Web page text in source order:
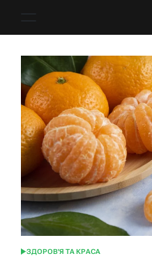
ОПУБЛІКУВАТИ
ЗДОРОВ'Я ТА КРАСА